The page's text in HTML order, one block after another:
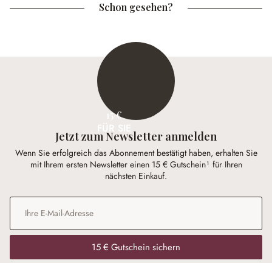
Schon gesehen?
15 €
Jetzt zum Newsletter anmelden
Wenn Sie erfolgreich das Abonnement bestätigt haben, erhalten Sie
mit Ihrem ersten Newsletter einen 15 € Gutschein¹ für Ihren
nächsten Einkauf.
E-Mail-Adresse
15 € Gutschein sichern